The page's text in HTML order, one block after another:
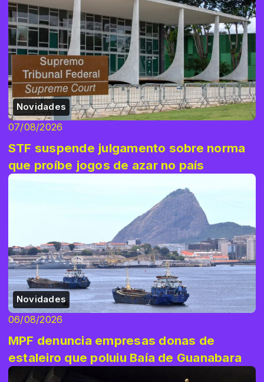
Novidades
07/08/2026
STF suspende julgamento sobre norma
que proíbe jogos de azar no país
Novidades
06/08/2026
MPF denuncia empresas donas de
estaleiro que poluiu Baía de Guanabara